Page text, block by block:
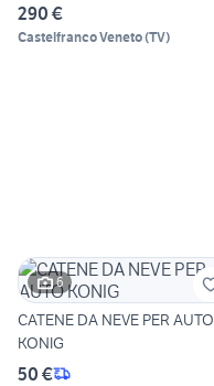
290 €
Castelfranco Veneto(TV)
6
CATENE DA NEVE PER AUTO
KONIG
50 €